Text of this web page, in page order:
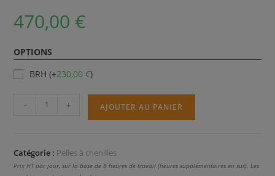
470,00 €
OPTIONS
BRH (+230,00€)
quantité
- + AJOUTER AU PANIER
Catégorie : Pelles à chenilles
Prix HT par jour, sur la base de 8 heures de travail (heures supplémentaires en sus). Les